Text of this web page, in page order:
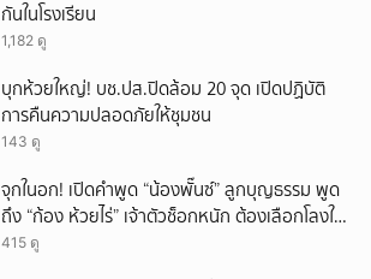
กันในโรงเรียน
1,182 ดู
บุกห้วยใหญ่! บช.ปส.ปิดล้อม 20 จุด เปิดปฏิบัติ
การคืนความปลอดภัยให้ชุมชน
143 ดู
จุกในอก! เปิดคำพูด “น้องพั๊นซ์” ลูกบุญธรรม พูด
ถึง “ก้อง ห้วยไร่” เจ้าตัวช็อกหนัก ต้องเลือกโลงให้
ลูก!
415 ดู